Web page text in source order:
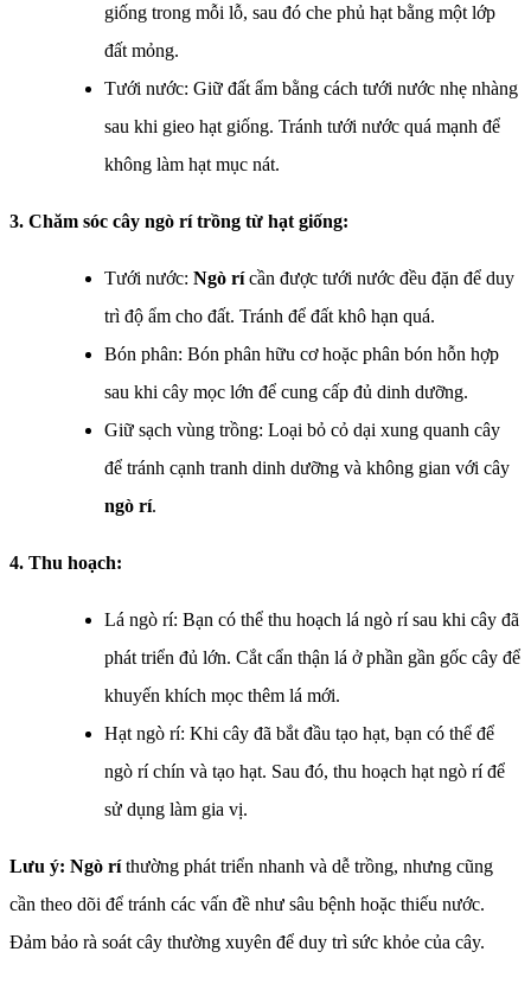
giống trong mỗi lỗ, sau đó che phủ hạt bằng một lớp
đất mỏng.
Tưới nước: Giữ đất ẩm bằng cách tưới nước nhẹ nhàng
sau khi gieo hạt giống. Tránh tưới nước quá mạnh để
không làm hạt mục nát.
3. Chăm sóc cây ngò rí trồng từ hạt giống:
Tưới nước: Ngò rícần được tưới nước đều đặn để duy
trì độ ẩm cho đất. Tránh để đất khô hạn quá.
Bón phân: Bón phân hữu cơ hoặc phân bón hỗn hợp
sau khi cây mọc lớn để cung cấp đủ dinh dưỡng.
Giữ sạch vùng trồng: Loại bỏ cỏ dại xung quanh cây
để tránh cạnh tranh dinh dưỡng và không gian với cây
ngò rí.
4. Thu hoạch:
Lá ngò rí: Bạn có thể thu hoạch lá ngò rí sau khi cây đã
phát triển đủ lớn. Cắt cẩn thận lá ở phần gần gốc cây để
khuyến khích mọc thêm lá mới.
Hạt ngò rí: Khi cây đã bắt đầu tạo hạt, bạn có thể để
ngò rí chín và tạo hạt. Sau đó, thu hoạch hạt ngò rí để
sử dụng làm gia vị.
Lưu ý: Ngò ríthường phát triển nhanh và dễ trồng, nhưng cũng
cần theo dõi để tránh các vấn đề như sâu bệnh hoặc thiếu nước.
Đảm bảo rà soát cây thường xuyên để duy trì sức khỏe của cây.